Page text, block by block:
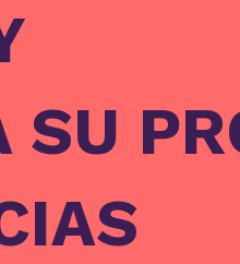
SU